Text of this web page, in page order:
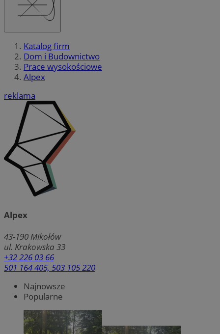
Katalog firm
Dom i Budownictwo
Prace wysokościowe
Alpex
reklama
Alpex
43-190 Mikołów
ul. Krakowska 33
+32 226 03 66
501 164 405, 503 105 220
Najnowsze
Popularne